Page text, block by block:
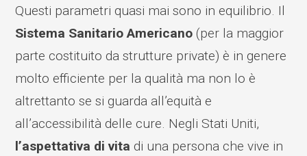
Questi parametri quasi mai sono in equilibrio. Il
Sistema Sanitario Americano (per la maggior
parte costituito da strutture private) è in genere
molto efficiente per la qualità ma non lo è
altrettanto se si guarda all’equità e
all’accessibilità delle cure. Negli Stati Uniti,
l’aspettativa di vita di una persona che vive in